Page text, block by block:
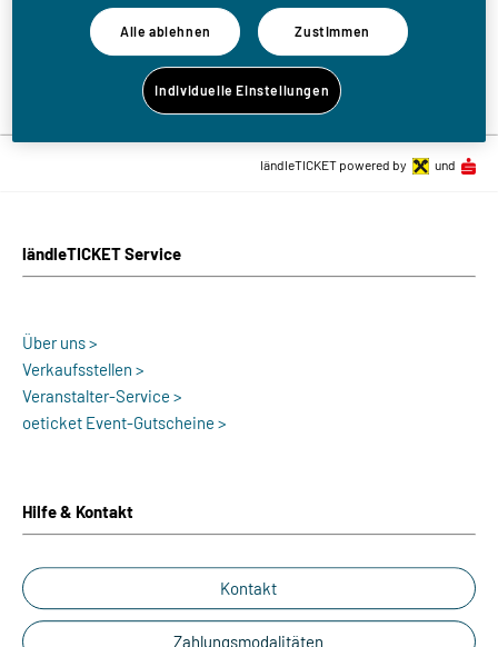
Zurück zur Eventliste
ländleTICKET Service
Über uns >
Verkaufsstellen >
Veranstalter-Service >
oeticket Event-Gutscheine >
Hilfe & Kontakt
Kontakt
Zahlungsmodalitäten
ländleTICKET powered by und
Alle ablehnen Zustimmen
Individuelle Einstellungen